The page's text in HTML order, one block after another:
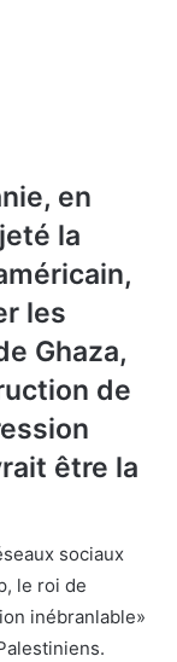
en
la
les
Ghaza,
de
être la
sociaux
le roi de
inébranlable»